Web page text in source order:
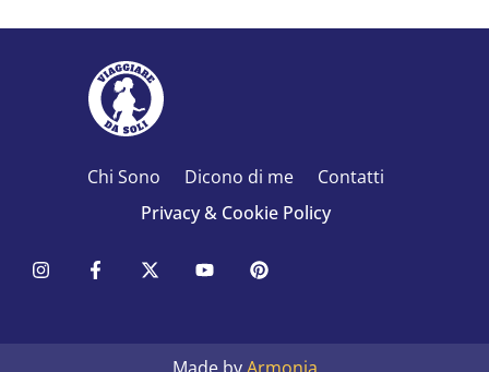
Chi Sono Dicono di me
Contatti
Privacy & Cookie Policy